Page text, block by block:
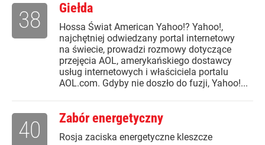
Giełda
Hossa Świat American Yahoo!? Yahoo!,
najchętniej odwiedzany portal internetowy
na świecie, prowadzi rozmowy dotyczące
przejęcia AOL, amerykańskiego dostawcy
usług internetowych i właściciela portalu
AOL.com. Gdyby nie doszło do fuzji, Yahoo!...
38
Zabór energetyczny
Rosja zaciska energetyczne kleszcze
40